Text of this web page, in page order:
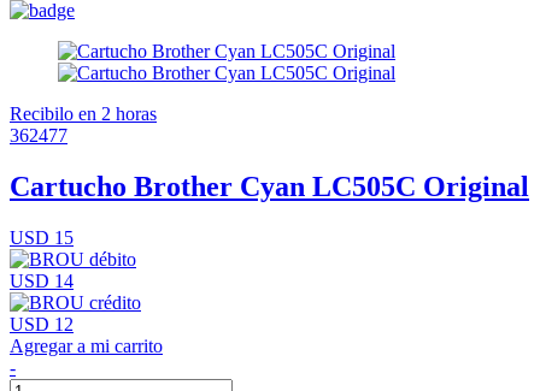
Recibilo en 2 horas
362477
Cartucho Brother Cyan LC505C Original
USD 15
USD 14
USD 12
Agregar a mi carrito
-